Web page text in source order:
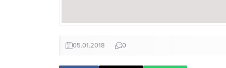
05.01.2018 0